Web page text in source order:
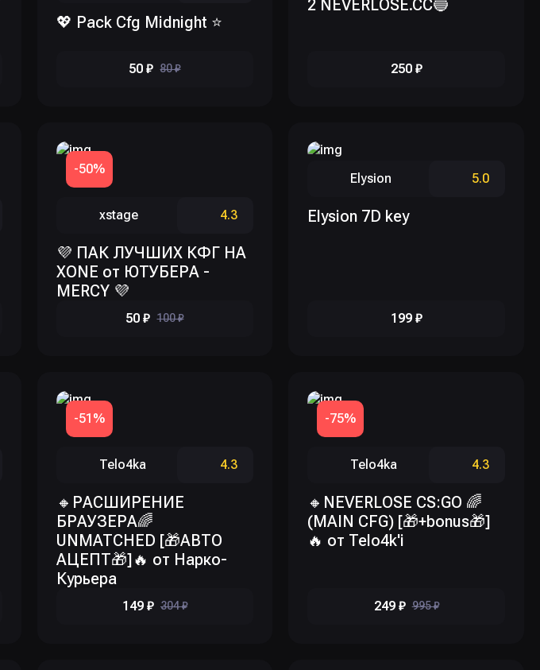
💖 Pack Cfg Midnight ⭐
50 ₽ 80 ₽
2 NEVERLOSE.CC🔵
250 ₽
-50%
xstage 4.3
💜 ПАК ЛУЧШИХ КФГ НА
XONE от ЮТУБЕРА -
MERCY 💜
50 ₽ 100 ₽
Elysion 5.0
Elysion 7D key
199 ₽
-51%
Telo4ka 4.3
🔸РАСШИРЕНИЕ
БРАУЗЕРА🌈
UNMATCHED [🎁АВТО
АЦЕПТ🎁]🔥 от Нарко-
Курьера
149 ₽ 304 ₽
-75%
Telo4ka 4.3
🔸NEVERLOSE CS:GO 🌈
(MAIN CFG) [🎁+bonus🎁]
🔥 от Telo4k'i
249 ₽ 995 ₽